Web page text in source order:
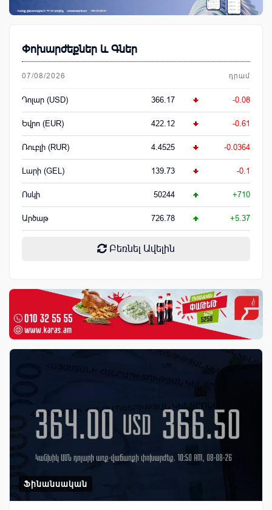
Փոխարժեքներ և Գներ
07/08/2026 դրամ
Դոլար (USD) 366.17 -0.08
Եվրո (EUR) 422.12 -0.61
Ռուբլի (RUR) 4.4525 -0.0364
Լարի (GEL) 139.73 -0.1
Ոսկի 50244 +710
Արծաթ 726.78 +5.37
Բեռնել Ավելին
Ֆինանսական